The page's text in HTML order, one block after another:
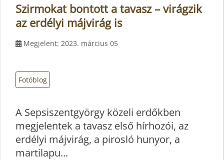
Szirmokat bontott a tavasz – virágzik
az erdélyi májvirág is
Megjelent: 2023. március 05
Fotóblog
A Sepsiszentgyörgy közeli erdőkben
megjelentek a tavasz első hírhozói, az
erdélyi májvirág, a pirosló hunyor, a
martilapu...